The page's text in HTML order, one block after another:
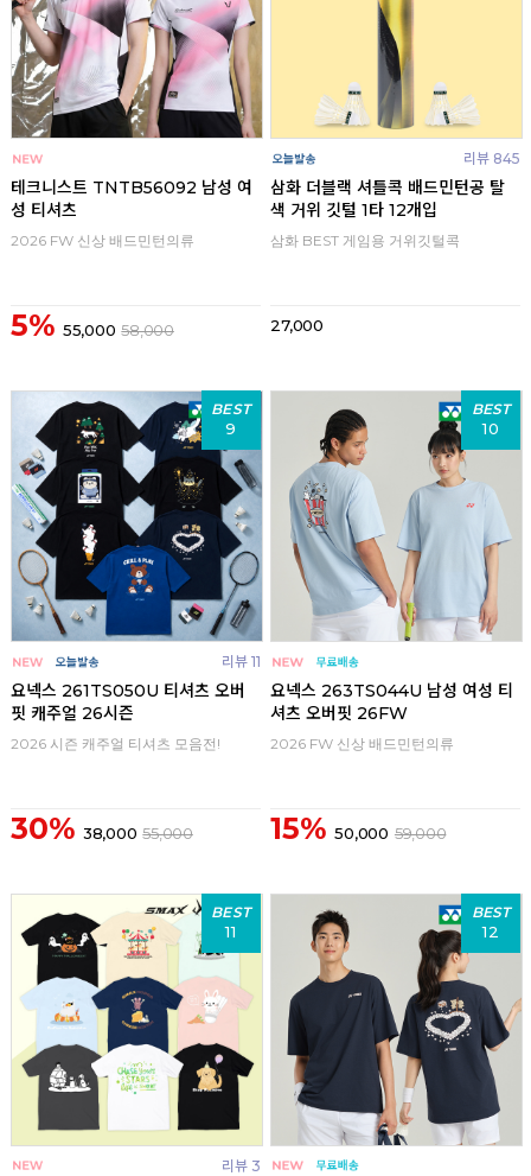
테크니스트 TNTB56092 남성 여
성 티셔츠
2026 FW 신상 배드민턴의류
5% 55,000 58,000
리뷰 845
삼화 더블랙 셔틀콕 배드민턴공 탈
색 거위 깃털 1타 12개입
삼화 BEST 게임용 거위깃털콕
27,000
BEST
9
리뷰 11
요넥스 261TS050U 티셔츠 오버
핏 캐주얼 26시즌
2026 시즌 캐주얼 티셔츠 모음전!
30% 38,000 55,000
BEST
10
요넥스 263TS044U 남성 여성 티
셔츠 오버핏 26FW
2026 FW 신상 배드민턴의류
15% 50,000 59,000
BEST
11
리뷰 3
BEST
12